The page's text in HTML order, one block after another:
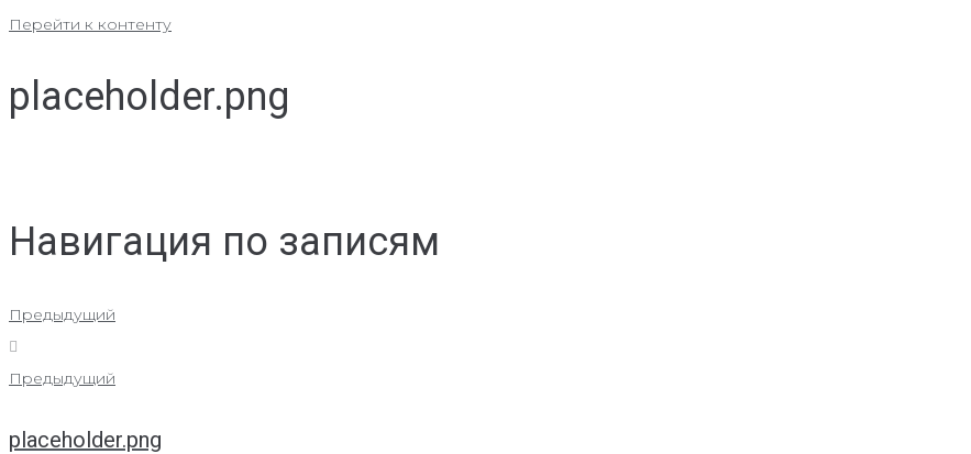
Перейти к контенту
placeholder.png
Навигация по записям
Предыдущий
Предыдущий
placeholder.png